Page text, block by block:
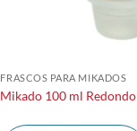
FRASCOS PARA MIKADOS
Mikado 100 ml Redondo